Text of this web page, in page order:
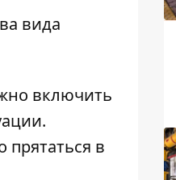
вида
включить
прятаться в